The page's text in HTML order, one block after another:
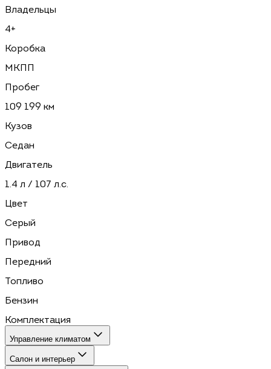
Владельцы
4+
Коробка
МКПП
Пробег
109 199 км
Кузов
Седан
Двигатель
1.4 л / 107 л.с.
Цвет
Серый
Привод
Передний
Топливо
Бензин
Комплектация
Управление климатом
Салон и интерьер